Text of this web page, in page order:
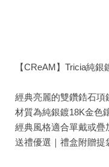
【CReAM】Tricia純
經典亮麗的雙鑽鋯石項
材質為純銀鍍18K金色
經典風格適合單戴或疊
送禮優選｜禮盒附贈提